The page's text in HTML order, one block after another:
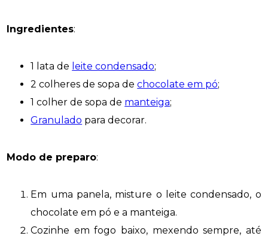
Ingredientes:
1 lata de leite condensado;
2 colheres de sopa dechocolate em pó;
1 colher de sopa de manteiga;
Granulado para decorar.
Modo de preparo:
Em uma panela, misture o leite condensado, o
chocolate em pó e a manteiga.
Cozinhe em fogo baixo, mexendo sempre, até